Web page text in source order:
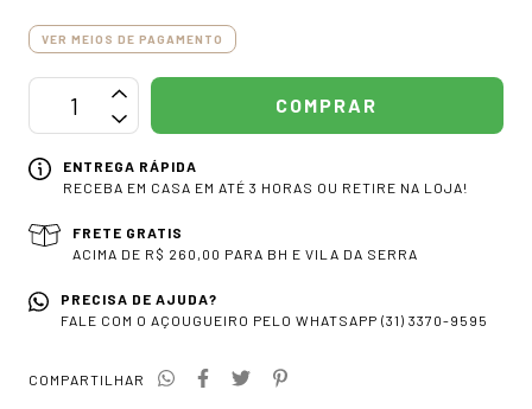
VER MEIOS DE PAGAMENTO
ENTREGA RÁPIDA
RECEBA EM CASA EM ATÉ 3 HORAS OU RETIRE NA LOJA!
FRETE GRATIS
ACIMA DE R$ 260,00 PARA BH E VILA DA SERRA
PRECISA DE AJUDA?
FALE COM O AÇOUGUEIRO PELO WHATSAPP (31) 3370-9595
COMPARTILHAR